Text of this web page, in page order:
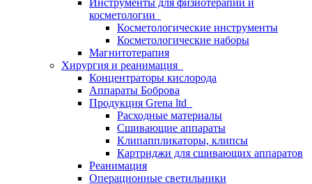
Инструменты для физиотерапии и
косметологии
Косметологические инструменты
Косметологические наборы
Магнитотерапия
Хирургия и реанимация
Концентраторы кислорода
Аппараты Боброва
Продукция Grena ltd
Расходные материалы
Сшивающие аппараты
Клипаппликаторы, клипсы
Картриджи для сшивающих аппаратов
Реанимация
Операционные светильники